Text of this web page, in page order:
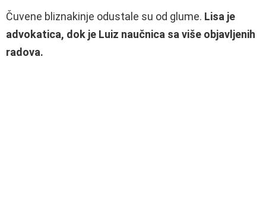
Čuvene bliznakinje odustale su od glume. Lisa je
advokatica, dok je Luiz naučnica sa više objavljenih
radova.